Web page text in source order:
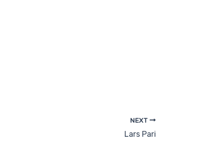
NEXT
Lars Pari